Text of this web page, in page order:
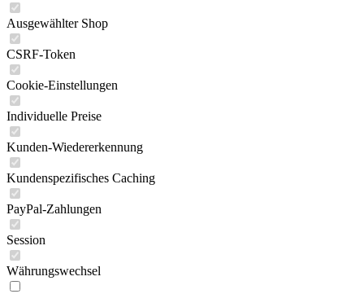
Ausgewählter Shop
CSRF-Token
Cookie-Einstellungen
Individuelle Preise
Kunden-Wiedererkennung
Kundenspezifisches Caching
PayPal-Zahlungen
Session
Währungswechsel